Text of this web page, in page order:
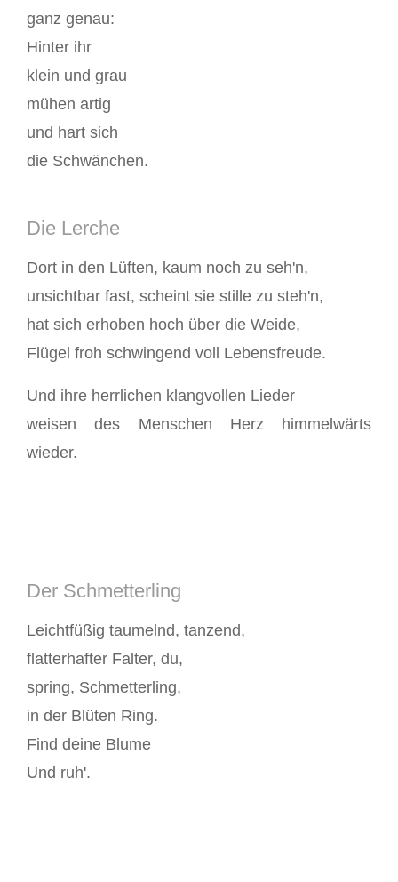
ganz genau:
Hinter ihr
klein und grau
mühen artig
und hart sich
die Schwänchen.
Die Lerche
Dort in den Lüften, kaum noch zu seh'n,
unsichtbar fast, scheint sie stille zu steh'n,
hat sich erhoben hoch über die Weide,
Flügel froh schwingend voll Lebensfreude.
Und ihre herrlichen klangvollen Lieder
weisen des Menschen Herz himmelwärts
wieder.
Der Schmetterling
Leichtfüßig taumelnd, tanzend,
flatterhafter Falter, du,
spring, Schmetterling,
in der Blüten Ring.
Find deine Blume
Und ruh'.